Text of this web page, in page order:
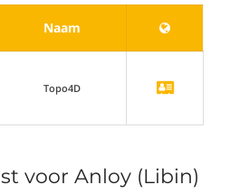
voor Anloy (Libin)
Naam
Topo4D